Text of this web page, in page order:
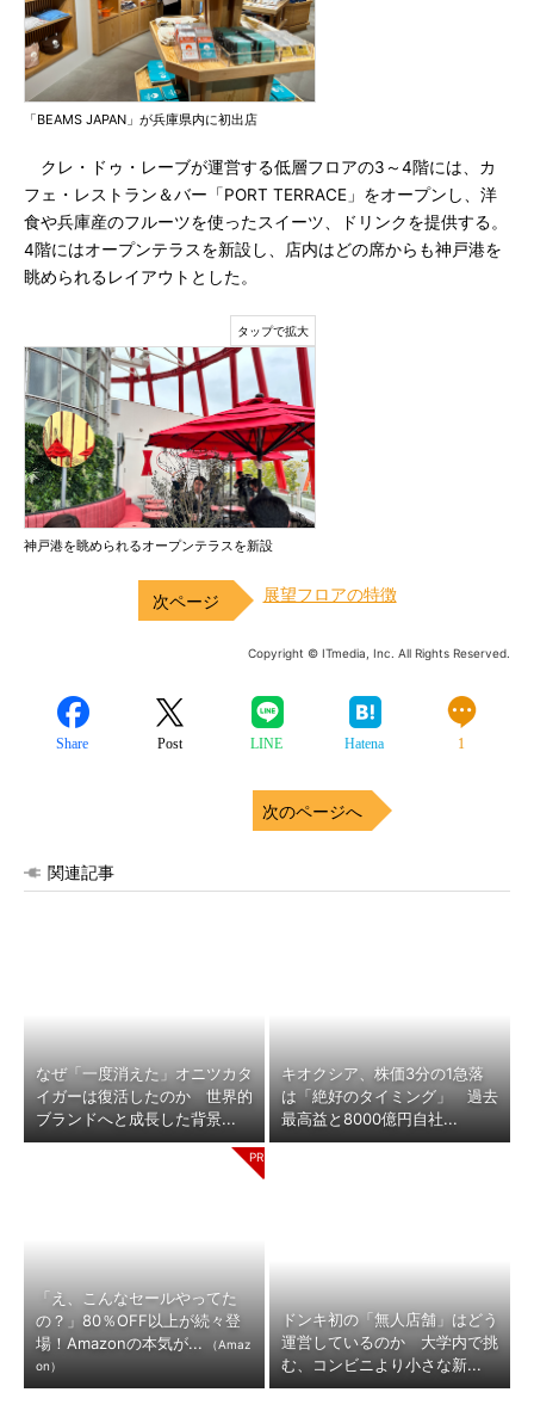
「BEAMS JAPAN」が兵庫県内に初出店
クレ・ドゥ・レーブが運営する低層フロアの3～4階には、カ
フェ・レストラン＆バー「PORT TERRACE」をオープンし、洋
食や兵庫産のフルーツを使ったスイーツ、ドリンクを提供する。
4階にはオープンテラスを新設し、店内はどの席からも神戸港を
眺められるレイアウトとした。
神戸港を眺められるオープンテラスを新設
展望フロアの特徴
Copyright © ITmedia, Inc. All Rights Reserved.
Share Post LINE Hatena 1
次のページへ
関連記事
なぜ「一度消えた」オニツカタ
イガーは復活したのか 世界的
ブランドへと成長した背景...
キオクシア、株価3分の1急落
は「絶好のタイミング」 過去
最高益と8000億円自社...
「え、こんなセールやってた
の？」80％OFF以上が続々登
場！Amazonの本気が...
（Amaz
on）
ドンキ初の「無人店舗」はどう
運営しているのか 大学内で挑
む、コンビニより小さな新...